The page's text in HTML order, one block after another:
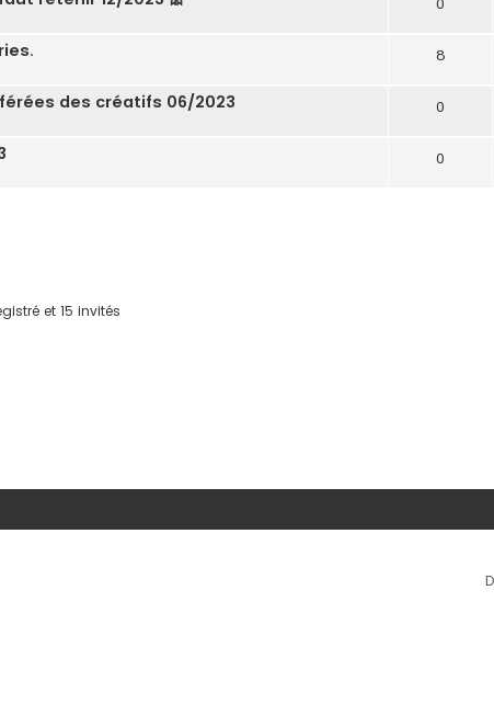
8
des créatifs 06/2023 0
0
et 15 invités